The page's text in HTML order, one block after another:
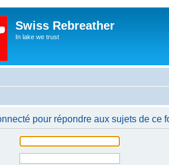
Swiss Rebreather
In lake we trust
pour répondre aux sujets de ce